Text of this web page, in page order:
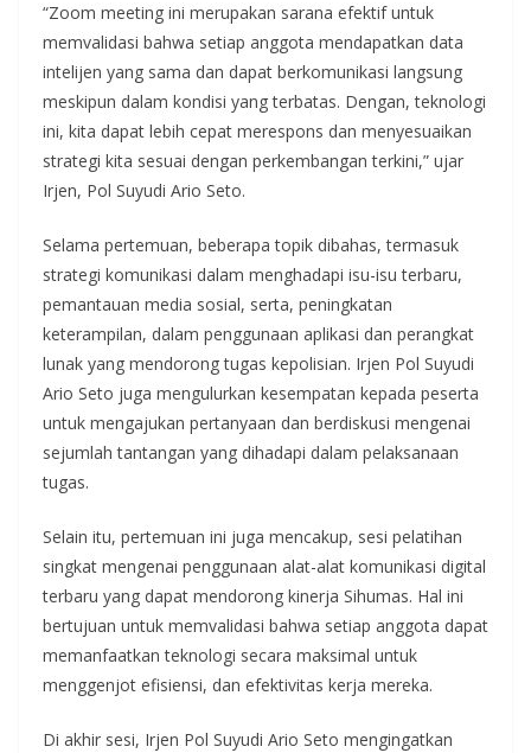
“Zoom meeting ini merupakan sarana efektif untuk
memvalidasi bahwa setiap anggota mendapatkan data
intelijen yang sama dan dapat berkomunikasi langsung
meskipun dalam kondisi yang terbatas. Dengan, teknologi
ini, kita dapat lebih cepat merespons dan menyesuaikan
strategi kita sesuai dengan perkembangan terkini,” ujar
Irjen, Pol Suyudi Ario Seto.
Selama pertemuan, beberapa topik dibahas, termasuk
strategi komunikasi dalam menghadapi isu-isu terbaru,
pemantauan media sosial, serta, peningkatan
keterampilan, dalam penggunaan aplikasi dan perangkat
lunak yang mendorong tugas kepolisian. Irjen Pol Suyudi
Ario Seto juga mengulurkan kesempatan kepada peserta
untuk mengajukan pertanyaan dan berdiskusi mengenai
sejumlah tantangan yang dihadapi dalam pelaksanaan
tugas.
Selain itu, pertemuan ini juga mencakup, sesi pelatihan
singkat mengenai penggunaan alat-alat komunikasi digital
terbaru yang dapat mendorong kinerja Sihumas. Hal ini
bertujuan untuk memvalidasi bahwa setiap anggota dapat
memanfaatkan teknologi secara maksimal untuk
menggenjot efisiensi, dan efektivitas kerja mereka.
Di akhir sesi, Irjen Pol Suyudi Ario Seto mengingatkan